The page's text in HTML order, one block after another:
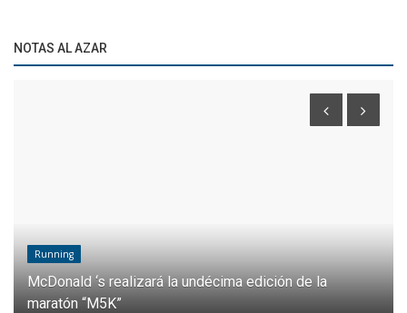
NOTAS AL AZAR
Running
McDonald ‘s realizará la undécima edición de la
maratón “M5K”